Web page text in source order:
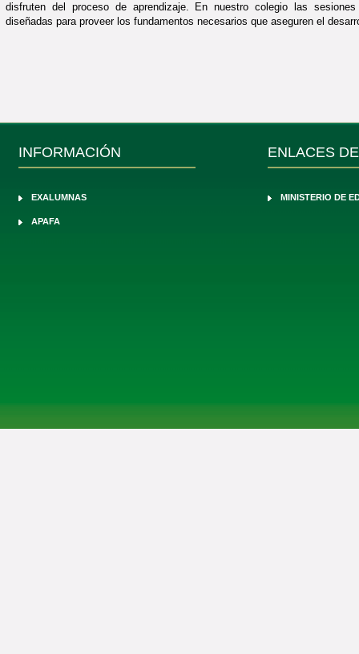
disfruten del proceso de aprendizaje. En nuestro colegio las
diseñadas para proveer los fundamentos necesarios que aseguren el
INFORMACIÓN
EXALUMNAS
APAFA
ENLACES
MINISTERIO DE